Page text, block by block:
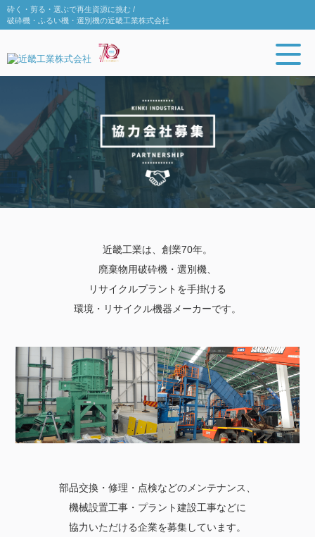
砕く・剪る・選ぶで再生資源に挑む /
破砕機・ふるい機・選別機の近畿工業株式会社
近畿工業は、創業70年。
廃棄物用破砕機・選別機、
リサイクルプラントを手掛ける
環境・リサイクル機器メーカーです。
部品交換・修理・点検などのメンテナンス、
機械設置工事・プラント建設工事などに
協力いただける企業を募集しています。